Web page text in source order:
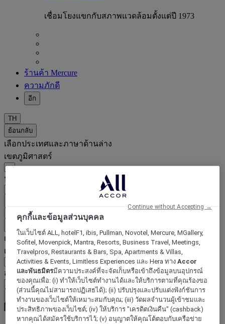
เชื่อมโยงแขกกับสภาพแวดล้อมตั้งแต่ปี 1973
ร้านค้า Mercure
ความภักดี
อีก
TH
ย้อนกลับ
เลือกประเทศและภาษาด้านล่าง
เขตภูมิศาสตร์
ประเทศ/ภูมิภาค-ภาษา
EUR (€)
เลือกสกุลเงินด้านล่าง
เขตภูมิศาสตร์
สกุลเงิน
ยืนยันสกุลเงิน
คุกกี้และข้อมูลส่วนบุคคล
ในเว็บไซต์ ALL, hotelF1, ibis, Pullman, Novotel, Mercure, MGallery,
Sofitel, Movenpick, Mantra, Resorts, Business Travel, Meetings,
Travelpros, Restaurants & Bars, Spa, Apartments & Villas,
Activities & Events, Limitless Experiences และ Hera ทางAccor
และพันธมิตรมีความประสงค์ที่จะจัดเก็บหรือเข้าถึงข้อมูลบนอุปกรณ์
ของคุณเพื่อ: (i) ทำให้เว็บไซต์ทำงานได้และให้บริการตามที่คุณร้องขอ
(ส่วนนี้คุณไม่สามารถปฏิเสธได้); (ii) ปรับปรุงและปรับแต่งฟังก์ชันการ
ทำงานของเว็บไซต์ให้เหมาะสมกับคุณ; (iii) วัดผลจำนวนผู้เข้าชมและ
ประสิทธิภาพของเว็บไซต์; (iv) ให้บริการ "เครดิตเงินคืน" (cashback)
หากคุณได้สมัครใช้บริการไว้; (v) อนุญาตให้คุณโต้ตอบกับเครือข่าย
Continue without Accepting →